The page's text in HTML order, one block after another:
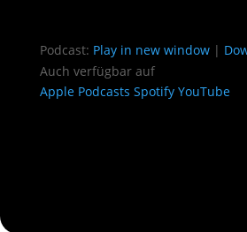
Podcast: Play in new window|
Auch verfügbar auf
Apple Podcasts Spotify YouTube